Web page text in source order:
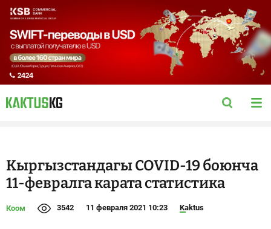
Кыргызстандагы COVID-19 боюнча
11-февралга карата статистика
Коом 3542 11 февраля 2021 10:23 Kaktus